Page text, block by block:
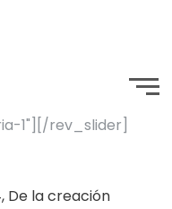
1"][/rev_slider]
De la creación